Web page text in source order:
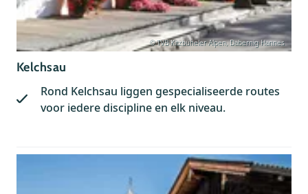
© TVB Kitzbüheler Alpen, Dabernig Hannes
Kelchsau
Rond Kelchsau liggen gespecialiseerde routes
voor iedere discipline en elk niveau.